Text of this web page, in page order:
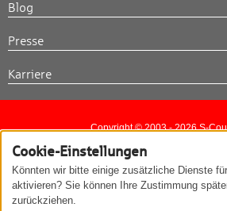
Blog
Presse
Karriere
Copyright © 2003 - 2026 S-
Kontakt Impressum
Cookie-Einstellungen
Könnten wir bitte einige zusätzliche Dienste
aktivieren? Sie können Ihre Zustimmung
zurückziehen.